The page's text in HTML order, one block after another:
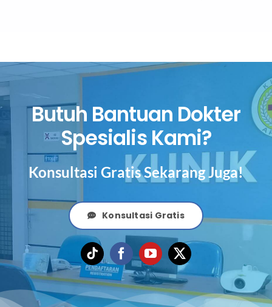
Butuh Bantuan Dokter
Spesialis Kami?
Konsultasi Gratis Sekarang Juga!
Konsultasi Gratis